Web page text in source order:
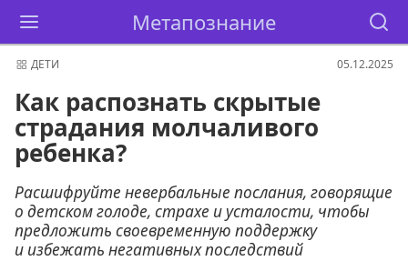
Метапознание
ДЕТИ 05.12.2025
Как распознать скрытые
страдания молчаливого
ребенка?
Расшифруйте невербальные послания, говорящие
о детском голоде, страхе и усталости, чтобы
предложить своевременную поддержку
и избежать негативных последствий